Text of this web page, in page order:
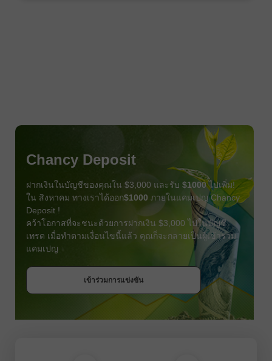
Chancy Deposit
ฝากเงินในบัญชีของคุณใน $3,000 และรับ $1000ไปเพิ่ม!
ใน สิงหาคม ทางเราได้ออก$1000 ภายในแคมเปญ Chancy
Deposit !
คว้าโอกาสที่จะชนะด้วยการฝากเงิน $3,000 ไปในบัญชี
เทรด เมื่อทำตามเงื่อนไขนี้แล้ว คุณก็จะกลายเป็นผู้เข้าร่วม
แคมเปญ
เข้าร่วมการแข่งขัน